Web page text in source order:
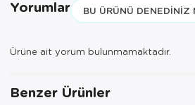
Yorumlar BU ÜRÜNÜ DENEDINIZ
Ürüne ait yorum bulunmamaktadır.
Benzer Ürünler